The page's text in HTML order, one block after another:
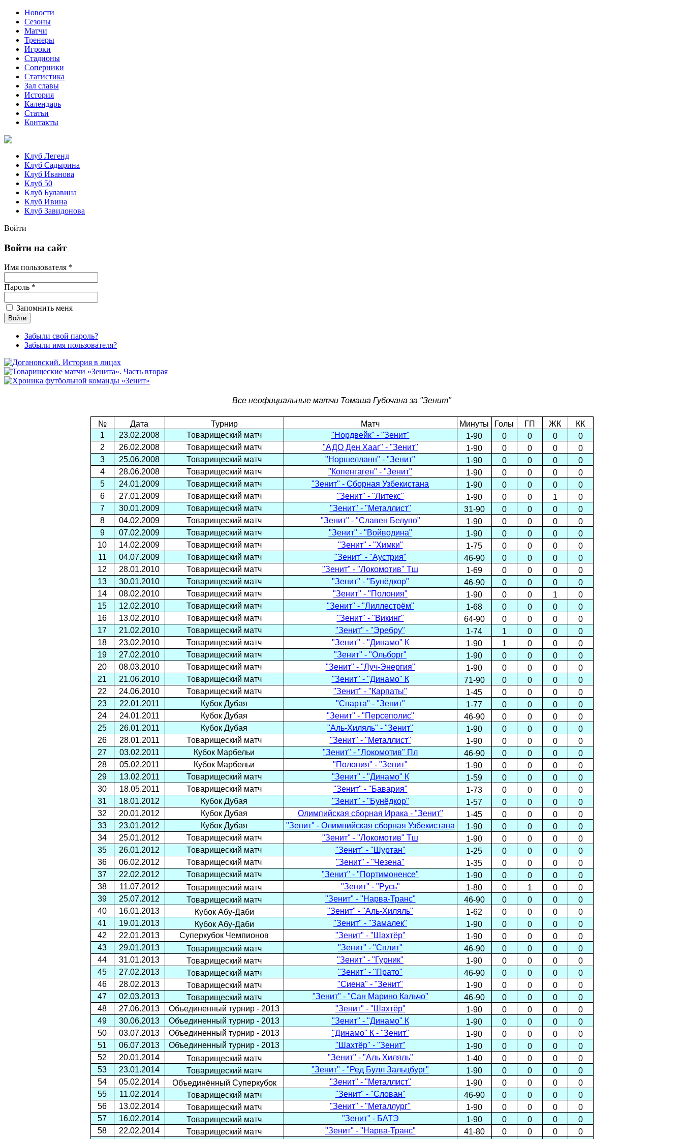
Новости
Сезоны
Матчи
Тренеры
Игроки
Стадионы
Соперники
Статистика
Зал славы
История
Календарь
Статьи
Контакты
Клуб Легенд
Клуб Садырина
Клуб Иванова
Клуб 50
Клуб Булавина
Клуб Ивина
Клуб Завидонова
Войти
Войти на сайт
Имя пользователя *
Пароль *
Запомнить меня
Забыли свой пароль?
Забыли имя пользователя?
Все неофициальные матчи Томаша Губочана за "Зенит"
№ Дата Турнир Матч Минуты Голы ГП ЖК
КК
1
23.02.2008 Товарищеский матч "Нордвейк" - "Зенит" 1-90 0 0 0
0
2
26.02.2008 Товарищеский матч "АДО Ден Хааг" - "Зенит" 1-90 0 0 0
0
3
25.06.2008 Товарищеский матч "Норшелланн" - "Зенит" 1-90 0 0 0
0
4
28.06.2008 Товарищеский матч "Копенгаген" - "Зенит" 1-90 0 0 0
0
5
24.01.2009 Товарищеский матч "Зенит" - Сборная Узбекистана 1-90 0 0 0
0
6
27.01.2009 Товарищеский матч "Зенит" - "Литекс" 1-90 0 0 1
0
7
30.01.2009 Товарищеский матч "Зенит" - "Металлист" 31-90 0 0 0
0
8
04.02.2009 Товарищеский матч "Зенит" - "Славен Белупо" 1-90 0 0 0
0
9
07.02.2009 Товарищеский матч "Зенит" - "Войводина" 1-90 0 0 0
0
10
14.02.2009 Товарищеский матч "Зенит" - "Химки" 1-75 0 0 0
0
11
04.07.2009 Товарищеский матч "Зенит" - "Аустрия" 46-90 0 0 0
0
12
28.01.2010 Товарищеский матч "Зенит" - "Локомотив" Тш 1-69 0 0 0
0
13
30.01.2010 Товарищеский матч "Зенит" - "Бунёдкор" 46-90 0 0 0
0
14
08.02.2010 Товарищеский матч "Зенит" - "Полония" 1-90 0 0 1
0
15
12.02.2010 Товарищеский матч "Зенит" - "Лиллестрём" 1-68 0 0 0
0
16
13.02.2010 Товарищеский матч "Зенит" - "Викинг" 64-90 0 0 0
0
17
21.02.2010 Товарищеский матч "Зенит" - "Эребру" 1-74 1 0 0
0
18
23.02.2010 Товарищеский матч "Зенит" - "Динамо" К 1-90 1 0 0
0
19
27.02.2010 Товарищеский матч "Зенит" - "Ольборг" 1-90 0 0 0
0
20
08.03.2010 Товарищеский матч "Зенит" - "Луч-Энергия" 1-90 0 0 0
0
21
21.06.2010 Товарищеский матч "Зенит" - "Динамо" К 71-90 0 0 0
0
22
24.06.2010 Товарищеский матч "Зенит" - "Карпаты" 1-45 0 0 0
0
23
22.01.2011 Кубок Дубая "Спарта" - "Зенит" 1-77 0 0 0
0
24
24.01.2011 Кубок Дубая "Зенит" - "Персеполис" 46-90 0 0 0
0
25
26.01.2011 Кубок Дубая "Аль-Хиляль" - "Зенит" 1-90 0 0 0
0
26
28.01.2011 Товарищеский матч "Зенит" - "Металлист" 1-90 0 0 0
0
27
03.02.2011 Кубок Марбельи "Зенит" - "Локомотив" Пл 46-90 0 0 0
0
28
05.02.2011 Кубок Марбельи "Полония" - "Зенит" 1-90 0 0 0
0
29
13.02.2011 Товарищеский матч "Зенит" - "Динамо" К 1-59 0 0 0
0
30
18.05.2011 Товарищеский матч "Зенит" - "Бавария" 1-73 0 0 0
0
31
18.01.2012 Кубок Дубая "Зенит" - "Бунёдкор" 1-57 0 0 0
0
32
20.01.2012 Кубок Дубая Олимпийская сборная Ирака - "Зенит" 1-45 0 0 0
0
33
23.01.2012 Кубок Дубая "Зенит" - Олимпийская сборная Узбекистана 1-90 0 0 0
0
34
25.01.2012 Товарищеский матч "Зенит" - "Локомотив" Тш 1-90 0 0 0
0
35
26.01.2012 Товарищеский матч "Зенит" - "Шуртан" 1-25 0 0 0
0
36
06.02.2012 Товарищеский матч "Зенит" - "Чезена" 1-35 0 0 0
0
37
22.02.2012 Товарищеский матч "Зенит" - "Портимоненсе" 1-90 0 0 0
0
38
11.07.2012 Товарищеский матч "Зенит" - "Русь" 1-80 0 1 0
0
39
25.07.2012 Товарищеский матч "Зенит" - "Нарва-Транс" 46-90 0 0 0
0
40
16.01.2013 Кубок Абу-Даби "Зенит" - "Аль-Хиляль" 1-62 0 0 0
0
41
19.01.2013 Кубок Абу-Даби "Зенит" - "Замалек" 1-90 0 0 0
0
42
22.01.2013 Суперкубок Чемпионов "Зенит" - "Шахтёр" 1-90 0 0 0
0
43
29.01.2013 Товарищеский матч "Зенит" - "Сплит" 46-90 0 0 0
0
44
31.01.2013 Товарищеский матч "Зенит" - "Гурник" 1-90 0 0 0
0
45
27.02.2013 Товарищеский матч "Зенит" - "Прато" 46-90 0 0 0
0
46
28.02.2013 Товарищеский матч "Сиена" - "Зенит" 1-90 0 0 0
0
47
02.03.2013 Товарищеский матч "Зенит" - "Сан Марино Кальчо" 46-90 0 0 0
0
48
27.06.2013 Объединенный турнир - 2013 "Зенит" - "Шахтёр" 1-90 0 0 0
0
49
30.06.2013 Объединенный турнир - 2013 "Зенит" - "Динамо" К 1-90 0 0 0
0
50
03.07.2013 Объединенный турнир - 2013 "Динамо" К - "Зенит" 1-90 0 0 0
0
51
06.07.2013 Объединенный турнир - 2013 "Шахтёр" - "Зенит" 1-90 0 0 0
0
52
20.01.2014 Товарищеский матч "Зенит" - "Аль Хиляль" 1-40 0 0 0
0
53
23.01.2014 Товарищеский матч "Зенит" - "Ред Булл Зальцбург" 1-90 0 0 0
0
54
05.02.2014 Объединённый Суперкубок "Зенит" - "Металлист" 1-90 0 0 0
0
55
11.02.2014 Товарищеский матч "Зенит" - "Слован" 46-90 0 0 0
0
56
13.02.2014 Товарищеский матч "Зенит" - "Металлург" 1-90 0 0 0
0
57
16.02.2014 Товарищеский матч "Зенит" - БАТЭ 1-90 0 0 0
0
58
22.02.2014 Товарищеский матч "Зенит" - "Нарва-Транс" 41-80 0 0 0
0